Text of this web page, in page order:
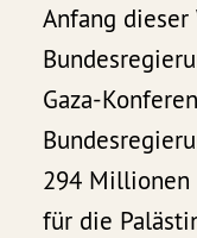
Anfang
Gaza-
294 Millionen
für die